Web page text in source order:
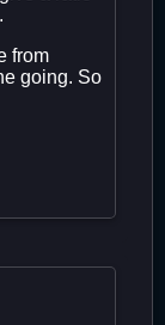
from
going. So